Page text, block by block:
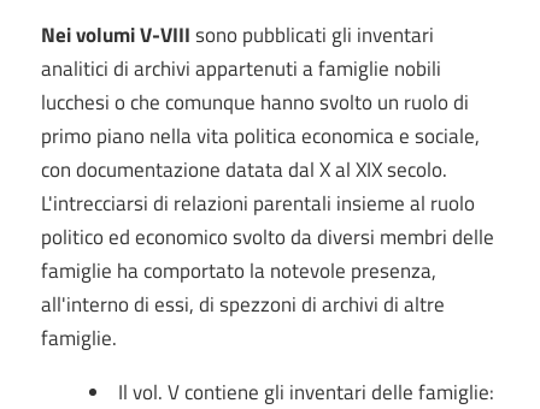
Nei volumi V-VIIIsono pubblicati gli inventari
analitici di archivi appartenuti a famiglie nobili
lucchesi o che comunque hanno svolto un ruolo di
primo piano nella vita politica economica e sociale,
con documentazione datata dal X al XIX secolo.
L'intrecciarsi di relazioni parentali insieme al ruolo
politico ed economico svolto da diversi membri delle
famiglie ha comportato la notevole presenza,
all'interno di essi, di spezzoni di archivi di altre
famiglie.
Il vol. V contiene gli inventari delle famiglie: